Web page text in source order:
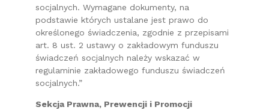
socjalnych. Wymagane dokumenty, na
podstawie których ustalane jest prawo do
określonego świadczenia, zgodnie z przepisami
art. 8 ust. 2 ustawy o zakładowym funduszu
świadczeń socjalnych należy wskazać w
regulaminie zakładowego funduszu świadczeń
socjalnych.”
Sekcja Prawna, Prewencji i Promocji